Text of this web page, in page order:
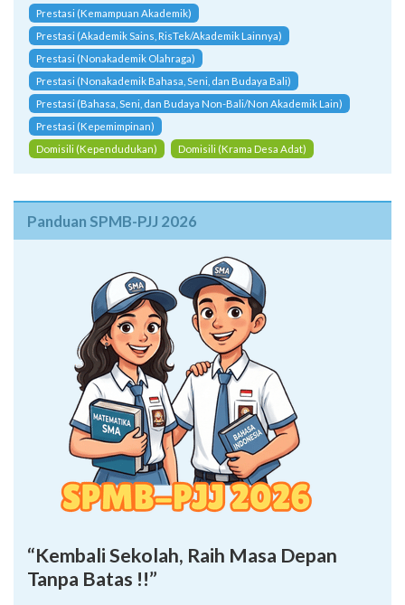
Prestasi (Kemampuan Akademik)
Prestasi (Akademik Sains, RisTek/Akademik Lainnya)
Prestasi (Nonakademik Olahraga)
Prestasi (Nonakademik Bahasa, Seni, dan Budaya Bali)
Prestasi (Bahasa, Seni, dan Budaya Non-Bali/Non Akademik Lain)
Prestasi (Kepemimpinan)
Domisili (Kependudukan)
Domisili (Krama Desa Adat)
Panduan SPMB-PJJ 2026
“Kembali Sekolah, Raih Masa Depan
Tanpa Batas !!”